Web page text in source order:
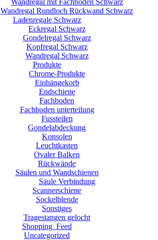
Wandregal mit Fachböden Schwarz
Wandregal Rundloch Rückwand Schwarz
Ladenregale Schwarz
Eckregal Schwarz
Gondelregal Schwarz
Kopfregal Schwarz
Wandregal Schwarz
Produkte
Chrome-Produkte
Einhängekorb
Endschiene
Fachboden
Fachboden unterteilung
Fussteilen
Gondelabdeckung
Konsolen
Leuchtkasten
Ovaler Balken
Rückwände
Säulen und Wandschienen
Säule Verbindung
Scannerschiene
Sockelblende
Sonstiges
Tragestangen gelocht
Shopping_Feed
Uncategorized